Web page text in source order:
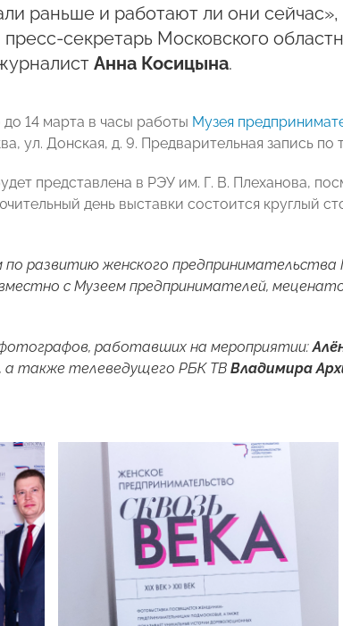
раньше и работают ли они
пресс-секретарь Московского
Анна Косицына.
14 марта в часы работы Музея
ул. Донская, д. 9. Предварительная запись по
представлена в РЭУ им. Г. В. Плеханова,
день выставки состоится круглый
развитию женского предпринимательства
с Музеем предпринимателей,
работавших на мероприятии:
, а также телеведущего РБК ТВ Владимира